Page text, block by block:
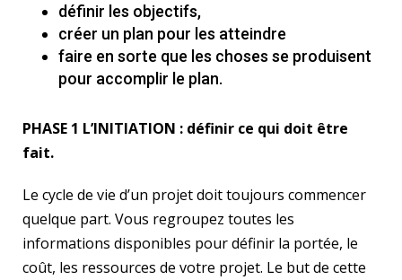
définir les objectifs,
créer un plan pour les atteindre
faire en sorte que les choses se produisent
pour accomplir le plan.
PHASE 1 L’INITIATION : définir ce qui doit être
fait.
Le cycle de vie d’un projet doit toujours commencer
quelque part. Vous regroupez toutes les
informations disponibles pour définir la portée, le
coût, les ressources de votre projet. Le but de cette